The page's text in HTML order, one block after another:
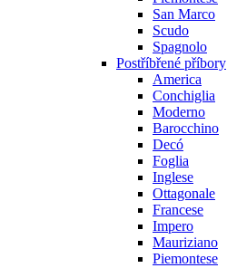
San Marco
Scudo
Spagnolo
Postříbřené příbory
America
Conchiglia
Moderno
Barocchino
Decó
Foglia
Inglese
Ottagonale
Francese
Impero
Mauriziano
Piemontese